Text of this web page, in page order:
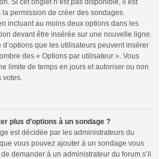
Si cet onglet n’est pas disponible, il est
permission de créer des sondages.
incluant au moins deux options dans les
devant être insérée sur une nouvelle ligne.
que les utilisateurs peuvent insérer
des « Options par utilisateur ». Vous
limite de temps en jours et autoriser ou non
votes.
plus d’options à un sondage ?
est décidée par les administrateurs du
vous pouvez ajouter à un sondage vous
demander à un administrateur du forum s’il